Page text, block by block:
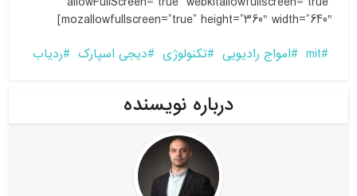
mozallowfullscreen=”true” height=”360″ width=”640″]
mit
امواج رادیویی تکنولوژی دیجی اسپارک ردیاب
درباره نویسنده